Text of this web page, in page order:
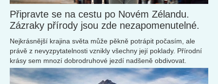
Připravte se na cestu po Novém Zélandu.
Zázraky přírody jsou zde nezapomenutelné.
Nejkrásnější krajina světa může pěkně potrápit počasím, ale
právě z nevyzpytatelnosti vznikly všechny její poklady. Přírodní
krásy sem mnozí dobrodruhové jezdí nadšeně obdivovat.